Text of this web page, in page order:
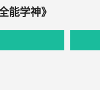
能学神》